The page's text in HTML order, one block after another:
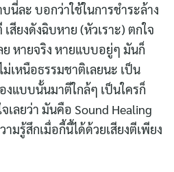
นี่ละ บอกว่าใช้ในการชำระล้าง
สียงดังฉิบหาย (หัวเราะ) ตกใจ
ย หายจริง หายแบบอยู่ๆ มันก็
ม่เหนือธรรมชาติเลยนะ เป็น
งแบบนั้นมาตีใกล้ๆ เป็นใครก็
เลยว่า มันคือ Sound Healing
มรู้สึกเมื่อกี้นี้ได้ด้วยเสียงตีเพียง